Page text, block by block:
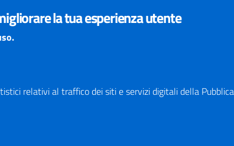
ACCESSIBILIT
di accessibilità
del Procedimento di Pubblicazione (RPP)
la tua esperienza utente
relativi al traffico dei siti e servizi digitali della